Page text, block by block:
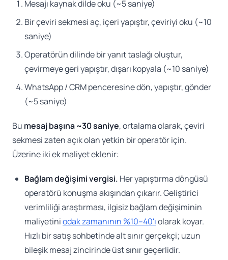
Mesajı kaynak dilde oku (~5 saniye)
Bir çeviri sekmesi aç, içeri yapıştır, çeviriyi oku (~10
saniye)
Operatörün dilinde bir yanıt taslağı oluştur,
çevirmeye geri yapıştır, dışarı kopyala (~10 saniye)
WhatsApp / CRM penceresine dön, yapıştır, gönder
(~5 saniye)
Bu mesaj başına ~30 saniye, ortalama olarak, çeviri
sekmesi zaten açık olan yetkin bir operatör için.
Üzerine iki ek maliyet eklenir:
Bağlam değişimi vergisi. Her yapıştırma döngüsü
operatörü konuşma akışından çıkarır. Geliştirici
verimliliği araştırması, ilgisiz bağlam değişiminin
maliyetiniodak zamanının %10–40'ıolarak koyar.
Hızlı bir satış sohbetinde alt sınır gerçekçi; uzun
bileşik mesaj zincirinde üst sınır geçerlidir.